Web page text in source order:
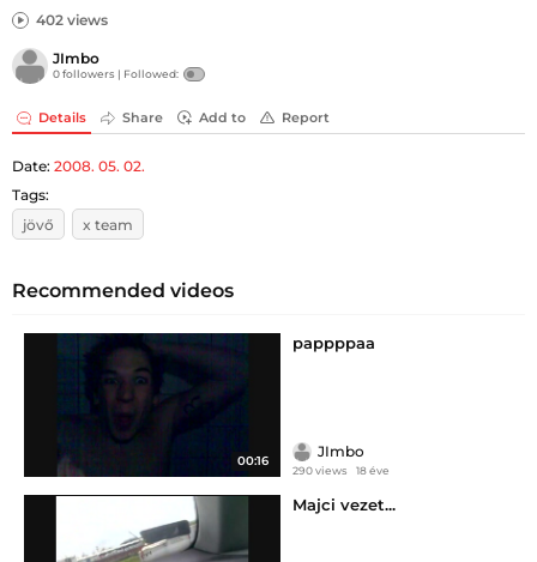
402 views
JImbo
0 followers | Followed:
Details Share Add to Report
Date: 2008. 05. 02.
Tags:
jövő
x team
Recommended videos
00:16
pappppaa
JImbo
290 views 18 éve
Majci vezet...